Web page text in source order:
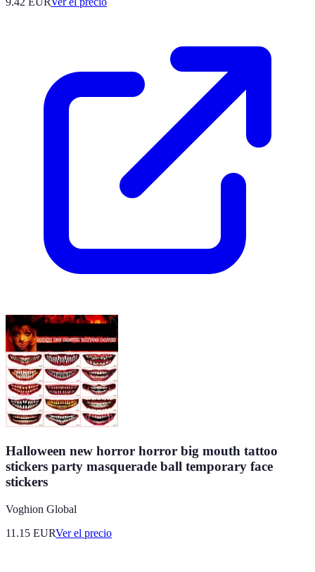
Halloween new horror horror big mouth tattoo
stickers party masquerade ball temporary face
stickers
Voghion Global
11.15 EURVer el precio